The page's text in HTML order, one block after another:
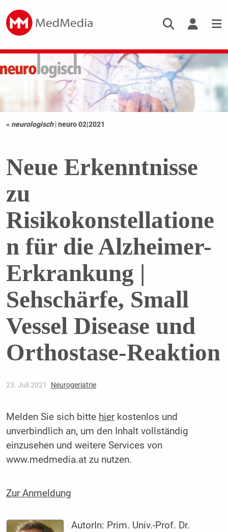
« neurologisch |neuro 02|2021
Neue Erkenntnisse
zu
Risikokonstellatione
n für die Alzheimer-
Erkrankung |
Sehschärfe, Small
Vessel Disease und
Orthostase-Reaktion
23. Juli 2021 Neurogeriatrie
Melden Sie sich bitte hierkostenlos und
unverbindlich an, um den Inhalt vollständig
einzusehen und weitere Services von
www.medmedia.at zu nutzen.
Zur Anmeldung
AutorIn: Prim. Univ.-Prof. Dr.